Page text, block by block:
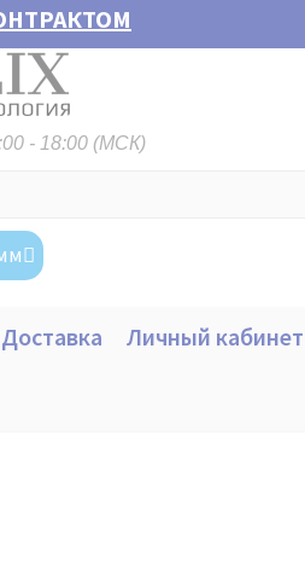
- 18:00 (МСК)
Доставка Личный кабинет